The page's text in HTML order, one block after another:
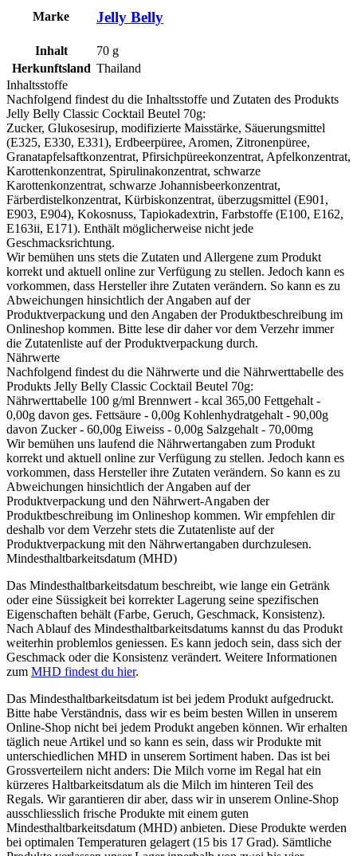
Marke Jelly Belly
Inhalt 70 g
Herkunftsland Thailand
Inhaltsstoffe
Nachfolgend findest du die Inhaltsstoffe und Zutaten des Produkts
Jelly Belly Classic Cocktail Beutel 70g:
Zucker, Glukosesirup, modifizierte Maisstärke, Säuerungsmittel
(E325, E330, E331), Erdbeerpüree, Aromen, Zitronenpüree,
Granatapfelsaftkonzentrat, Pfirsichpüreekonzentrat, Apfelkonzentrat,
Karottenkonzentrat, Spirulinakonzentrat, schwarze
Karottenkonzentrat, schwarze Johannisbeerkonzentrat,
Färberdistelkonzentrat, Kürbiskonzentrat, überzugsmittel (E901,
E903, E904), Kokosnuss, Tapiokadextrin, Farbstoffe (E100, E162,
E163ii, E171). Enthält möglicherweise nicht jede
Geschmacksrichtung.
Wir bemühen uns stets die Zutaten und Allergene zum Produkt
korrekt und aktuell online zur Verfügung zu stellen. Jedoch kann es
vorkommen, dass Hersteller ihre Zutaten verändern. So kann es zu
Abweichungen hinsichtlich der Angaben auf der
Produktverpackung und den Angaben der Produktbeschreibung im
Onlineshop kommen. Bitte lese dir daher vor dem Verzehr immer
die Zutatenliste auf der Produktverpackung durch.
Nährwerte
Nachfolgend findest du die Nährwerte und die Nährwerttabelle des
Produkts Jelly Belly Classic Cocktail Beutel 70g:
Nährwerttabelle 100 g/ml Brennwert - kcal 365,00 Fettgehalt -
0,00g davon ges. Fettsäure - 0,00g Kohlenhydratgehalt - 90,00g
davon Zucker - 60,00g Eiweiss - 0,00g Salzgehalt - 70,00mg
Wir bemühen uns laufend die Nährwertangaben zum Produkt
korrekt und aktuell online zur Verfügung zu stellen. Jedoch kann es
vorkommen, dass Hersteller ihre Zutaten verändern. So kann es zu
Abweichungen hinsichtlich der Angaben auf der
Produktverpackung und den Nährwert-Angaben der
Produktbeschreibung im Onlineshop kommen. Wir empfehlen dir
deshalb vor dem Verzehr stets die Zutatenliste auf der
Produktverpackung mit den Nährwertangaben durchzulesen.
Mindesthaltbarkeitsdatum (MHD)
Das Mindesthaltbarkeitsdatum beschreibt, wie lange ein Getränk
oder eine Süssigkeit bei korrekter Lagerung seine spezifischen
Eigenschaften behält (Farbe, Geruch, Geschmack, Konsistenz).
Nach Ablauf des Mindesthaltbarkeitsdatums kannst du das Produkt
weiterhin problemlos geniessen. Es kann jedoch sein, dass sich der
Geschmack oder die Konsistenz verändert. Weitere Informationen
zum MHD findest du hier.
Das Mindesthaltbarkeitsdatum ist bei jedem Produkt aufgedruckt.
Bitte habe Verständnis, dass wir es beim besten Willen in unserem
Online-Shop nicht bei jedem Produkt angeben können. Wir erhalten
täglich neue Artikel und so kann es sein, dass wir Produkte mit
unterschiedlichen MHD in unserem Sortiment haben. Das ist bei
Grossverteilern nicht anders: Die Milch vorne im Regal hat ein
kürzeres Haltbarkeitsdatum als die Milch im hinteren Teil des
Regals. Wir garantieren dir aber, dass wir in unserem Online-Shop
ausschliesslich frische Produkte mit einem guten
Mindesthaltbarkeitsdatum (MHD) anbieten. Diese Produkte werden
bei optimalen Temperaturen gelagert (15 bis 17 Grad). Sämtliche